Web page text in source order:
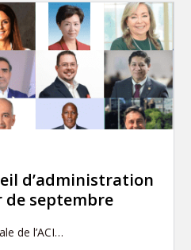
d’administration
de septembre
de l’ACI…